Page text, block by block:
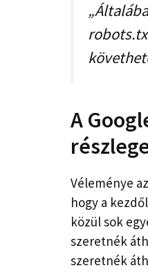
A
Véleménye
hogy a
közül sok
szeretnék
szeretnék